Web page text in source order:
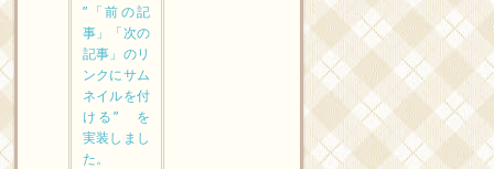
”「前の記
事」「次の
記事」のリ
ンクにサム
ネイルを付
ける” を
実装しまし
た。